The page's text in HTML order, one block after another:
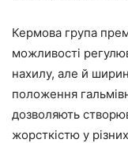
Кермова група
можливості
нахилу, але й
положення
дозволяють
жорсткістю у